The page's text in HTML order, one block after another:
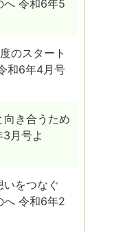
へ 令和6年5
のスタート
和6年4月号
き合うため
月号よ
いをつなぐ
へ 令和6年2